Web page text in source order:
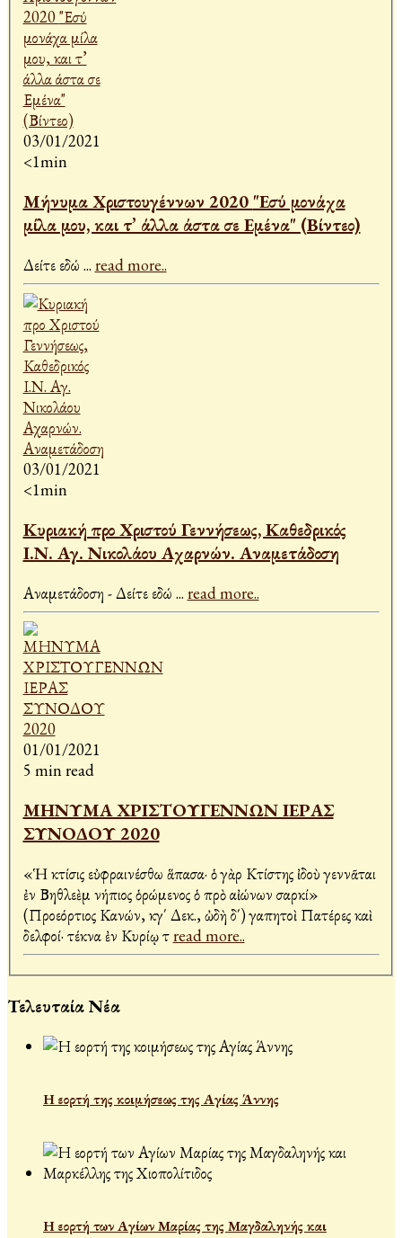
03/01/2021
<1min
Μήνυμα Χριστουγέννων 2020 "Εσύ μονάχα
μίλα μου, και τ’ άλλα άστα σε Εμένα" (Βίντεο)
Δείτε εδώ ... read more..
03/01/2021
<1min
Κυριακή προ Χριστού Γεννήσεως, Καθεδρικός
Ι.Ν. Αγ. Νικολάου Αχαρνών. Αναμετάδοση
Αναμετάδοση - Δείτε εδώ ... read more..
01/01/2021
5 min read
ΜΗΝΥΜΑ ΧΡΙΣΤΟΥΓΕΝΝΩΝ ΙΕΡΑΣ
ΣΥΝΟΔΟΥ 2020
«Ἡ κτίσις εὐφραινέσθω ἅπασα· ὁ γὰρ Κτίστης ἰδοὺ γεννᾶται
ἐν Βηθλεὲμ νήπιος ὁρώμενος ὁ πρὸ αἰώνων σαρκί»
(Προεόρτιος Κανών, κγ΄ Δεκ., ὠδὴ δ΄) Ἀγαπητοὶ Πατέρες καὶ
Ἀδελφοί· τέκνα ἐν Κυρίῳ τread more..
Τελευταία Νέα
Η εορτή της κοιμήσεως της Αγίας Άννης
Η εορτή των Αγίων Μαρίας της Μαγδαληνής και